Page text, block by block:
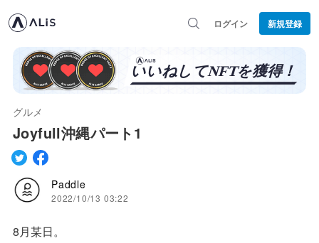
ログイン 新規登録
グルメ
Joyfull沖縄パート1
Paddle
2022/10/13 03:22
8月某日。